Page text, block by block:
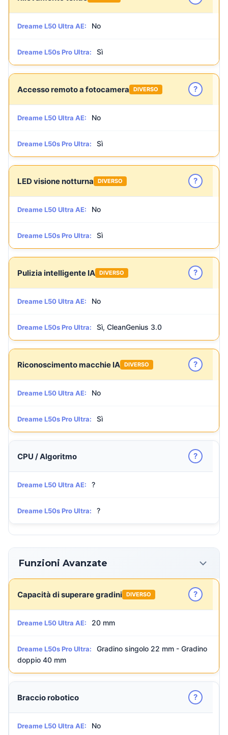
Dreame L50 Ultra AE: No
Dreame L50s Pro Ultra: Sì
Accesso remoto a fotocamera DIVERSO ?
Dreame L50 Ultra AE: No
Dreame L50s Pro Ultra: Sì
LED visione notturna DIVERSO ?
Dreame L50 Ultra AE: No
Dreame L50s Pro Ultra: Sì
Pulizia intelligente IA DIVERSO ?
Dreame L50 Ultra AE: No
Dreame L50s Pro Ultra: Sì, CleanGenius 3.0
Riconoscimento macchie IA DIVERSO ?
Dreame L50 Ultra AE: No
Dreame L50s Pro Ultra: Sì
CPU / Algoritmo ?
Dreame L50 Ultra AE: ?
Dreame L50s Pro Ultra: ?
Funzioni Avanzate
Capacità di superare gradini DIVERSO ?
Dreame L50 Ultra AE: 20 mm
Dreame L50s Pro Ultra:
Gradino singolo 22 mm - Gradino
doppio 40 mm
Braccio robotico ?
Dreame L50 Ultra AE: No